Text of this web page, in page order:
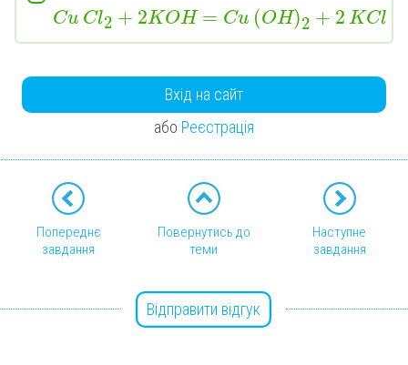
Cu Cl2 + 2KOH = Cu (OH)2 + 2 KCl
Вхід на сайт
або Реєстрація
Попереднє
завдання
Повернутись до
теми
Наступне
завдання
Відправити відгук